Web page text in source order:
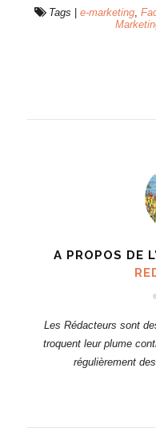
Tags e-marketing,
A PROPOS DE
Les Rédacteurs sont
troquent leur plume
régulièrement